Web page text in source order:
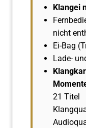
Klangei
nicht
Ei-Bag
Lade-
21 Titel